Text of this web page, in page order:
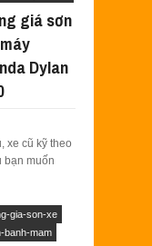
giá sơn
Dylan
xe cũ kỹ theo
bạn muốn
gia-son-xe
banh-mam